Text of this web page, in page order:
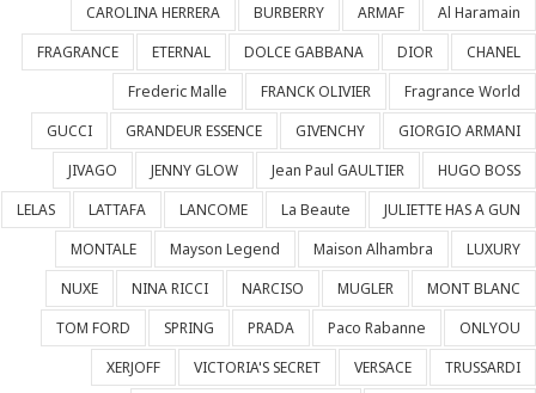
Al Haramain
ARMAF
BURBERRY
CAROLINA HERRERA
CHANEL
DIOR
DOLCE GABBANA
ETERNAL
FRAGRANCE
Fragrance World
FRANCK OLIVIER
Frederic Malle
GIORGIO ARMANI
GIVENCHY
GRANDEUR ESSENCE
GUCCI
HUGO BOSS
Jean Paul GAULTIER
JENNY GLOW
JIVAGO
JULIETTE HAS A GUN
La Beaute
LANCOME
LATTAFA
LELAS
LUXURY
Maison Alhambra
Mayson Legend
MONTALE
MONT BLANC
MUGLER
NARCISO
NINA RICCI
NUXE
ONLYOU
Paco Rabanne
PRADA
SPRING
TOM FORD
TRUSSARDI
VERSACE
VICTORIA'S SECRET
XERJOFF